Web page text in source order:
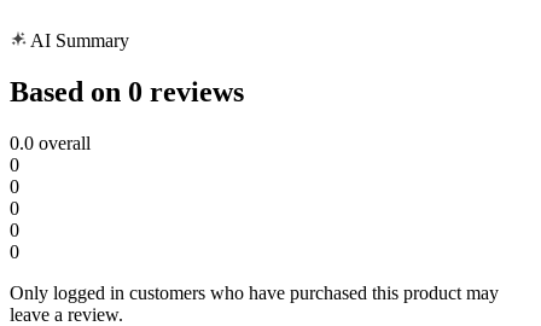
AI Summary
Based on 0 reviews
0.0 overall
0
0
0
0
0
Only logged in customers who have purchased this product may
leave a review.